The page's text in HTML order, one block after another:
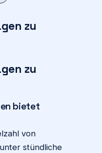
zu
zu
bietet
von
stündliche